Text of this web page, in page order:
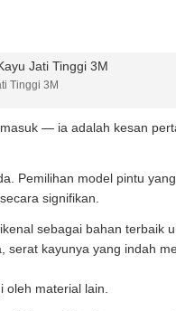
Tinggi 3M
— ia adalah kesan
Pemilihan model pintu
signifikan.
sebagai bahan terbaik
serat kayunya yang indah
oleh material lain.